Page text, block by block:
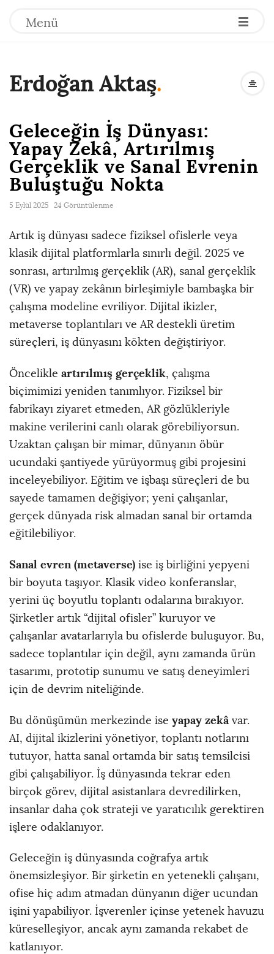
Menü
Erdoğan Aktaş.
Geleceğin İş Dünyası:
Yapay Zekâ, Artırılmış
Gerçeklik ve Sanal Evrenin
Buluştuğu Nokta
5 Eylül 2025 24 Görüntülenme
Artık iş dünyası sadece fiziksel ofislerle veya
klasik dijital platformlarla sınırlı değil. 2025 ve
sonrası, artırılmış gerçeklik (AR), sanal gerçeklik
(VR) ve yapay zekânın birleşimiyle bambaşka bir
çalışma modeline evriliyor. Dijital ikizler,
metaverse toplantıları ve AR destekli üretim
süreçleri, iş dünyasını kökten değiştiriyor.
Öncelikle artırılmış gerçeklik, çalışma
biçimimizi yeniden tanımlıyor. Fiziksel bir
fabrikayı ziyaret etmeden, AR gözlükleriyle
makine verilerini canlı olarak görebiliyorsun.
Uzaktan çalışan bir mimar, dünyanın öbür
ucundaki şantiyede yürüyormuş gibi projesini
inceleyebiliyor. Eğitim ve işbaşı süreçleri de bu
sayede tamamen değişiyor; yeni çalışanlar,
gerçek dünyada risk almadan sanal bir ortamda
eğitilebiliyor.
Sanal evren (metaverse) ise iş birliğini yepyeni
bir boyuta taşıyor. Klasik video konferanslar,
yerini üç boyutlu toplantı odalarına bırakıyor.
Şirketler artık “dijital ofisler” kuruyor ve
çalışanlar avatarlarıyla bu ofislerde buluşuyor. Bu,
sadece toplantılar için değil, aynı zamanda ürün
tasarımı, prototip sunumu ve satış deneyimleri
için de devrim niteliğinde.
Bu dönüşümün merkezinde ise yapay zekâvar.
AI, dijital ikizlerini yönetiyor, toplantı notlarını
tutuyor, hatta sanal ortamda bir satış temsilcisi
gibi çalışabiliyor. İş dünyasında tekrar eden
birçok görev, dijital asistanlara devredilirken,
insanlar daha çok strateji ve yaratıcılık gerektiren
işlere odaklanıyor.
Geleceğin iş dünyasında coğrafya artık
önemsizleşiyor. Bir şirketin en yetenekli çalışanı,
ofise hiç adım atmadan dünyanın diğer ucundan
işini yapabiliyor. İşverenler içinse yetenek havuzu
küreselleşiyor, ancak aynı zamanda rekabet de
katlanıyor.